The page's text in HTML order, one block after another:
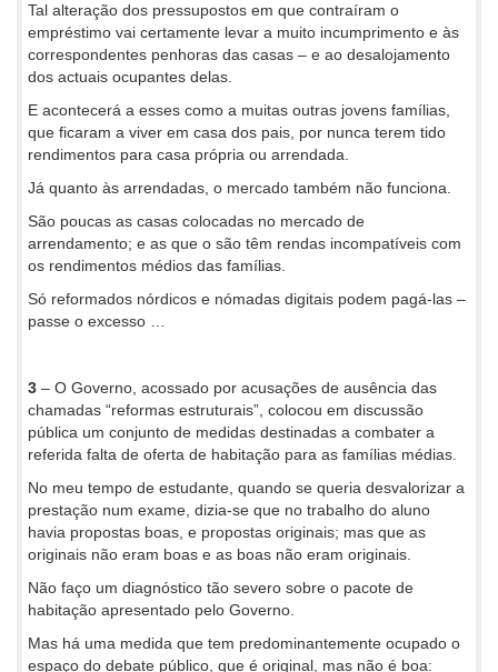
Tal alteração dos pressupostos em que contraíram o
empréstimo vai certamente levar a muito incumprimento e às
correspondentes penhoras das casas – e ao desalojamento
dos actuais ocupantes delas.
E acontecerá a esses como a muitas outras jovens famílias,
que ficaram a viver em casa dos pais, por nunca terem tido
rendimentos para casa própria ou arrendada.
Já quanto às arrendadas, o mercado também não funciona.
São poucas as casas colocadas no mercado de
arrendamento; e as que o são têm rendas incompatíveis com
os rendimentos médios das famílias.
Só reformados nórdicos e nómadas digitais podem pagá-las –
passe o excesso …
3 – O Governo, acossado por acusações de ausência das
chamadas “reformas estruturais”, colocou em discussão
pública um conjunto de medidas destinadas a combater a
referida falta de oferta de habitação para as famílias médias.
No meu tempo de estudante, quando se queria desvalorizar a
prestação num exame, dizia-se que no trabalho do aluno
havia propostas boas, e propostas originais; mas que as
originais não eram boas e as boas não eram originais.
Não faço um diagnóstico tão severo sobre o pacote de
habitação apresentado pelo Governo.
Mas há uma medida que tem predominantemente ocupado o
espaço do debate público, que é original, mas não é boa: